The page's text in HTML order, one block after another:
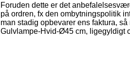
Foruden dette er det
på ordren, fx den ombytningspolitik
man stadig opbevarer ens faktura,
Gulvlampe-Hvid-Ø45 cm, ligegyldigt